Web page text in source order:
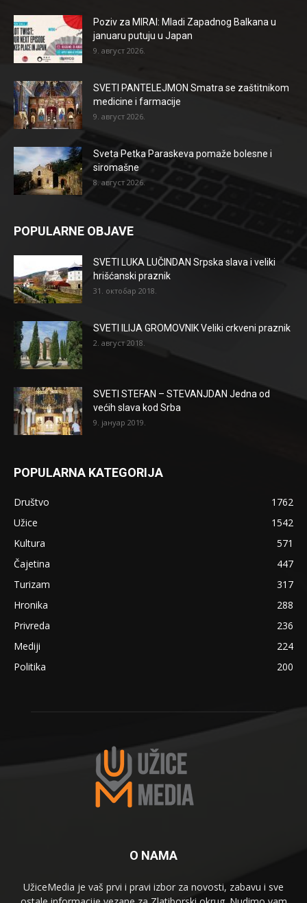
Poziv za MIRAI: Mladi Zapadnog Balkana u
januaru putuju u Japan
9. август 2026.
SVETI PANTELEJMON Smatra se zaštitnikom
medicine i farmacije
9. август 2026.
Sveta Petka Paraskeva pomaže bolesne i
siromašne
8. август 2026.
POPULARNE OBJAVE
SVETI LUKA LUČINDAN Srpska slava i veliki
hrišćanski praznik
31. октобар 2018.
SVETI ILIJA GROMOVNIK Veliki crkveni praznik
2. август 2018.
SVETI STEFAN – STEVANJDAN Jedna od
većih slava kod Srba
9. јануар 2019.
POPULARNA KATEGORIJA
Društvo
1762
Užice
1542
Kultura
571
Čajetina
447
Turizam
317
Hronika
288
Privreda
236
Mediji
224
Politika
200
O NAMA
UžiceMedia je vaš prvi i pravi izbor za novosti, zabavu i sve